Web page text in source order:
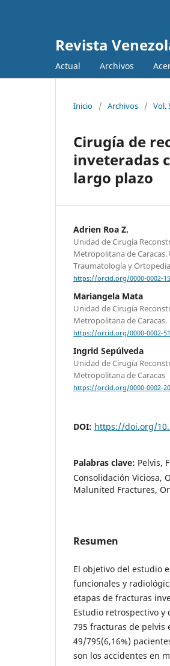
Revista
Actual Archivos
Inicio / Archivos / Vol.
Cirugía de
inveteradas
largo plazo
Adrien Roa Z.
Unidad de Cirugía
Metropolitana de
Traumatología y
https://orcid.org/0000-0002-
Mariangela Mata
Unidad de Cirugía
Metropolitana de Caracas.
https://orcid.org/0000-0002-
Ingrid Sepúlveda
Unidad de Cirugía
Metropolitana de Caracas
https://orcid.org/0000-0002-
DOI: https://doi.org/
Palabras clave: Pelvis,
Consolidación Viciosa,
Malunited Fractures,
Resumen
El objetivo del estudio
funcionales y
etapas de fracturas
Estudio retrospectivo y
795 fracturas de pelvis
49/795(6,16%)
son los accidentes en